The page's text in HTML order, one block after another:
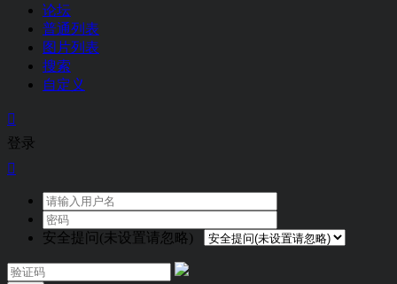
论坛
普通列表
图片列表
搜索
自定义

登录

安全提问(未设置请忽略)